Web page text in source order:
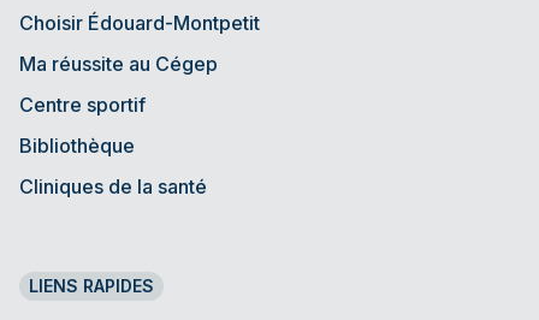
Choisir Édouard-Montpetit
Ma réussite au Cégep
Centre sportif
Bibliothèque
Cliniques de la santé
LIENS RAPIDES